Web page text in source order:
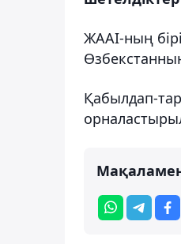
ЖААІ-ның
Қабылдап-
Мақаламен